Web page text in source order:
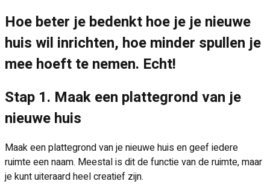
Hoe beter je bedenkt hoe je je nieuwe
huis wil inrichten, hoe minder spullen je
mee hoeft te nemen. Echt!
Stap 1. Maak een plattegrond van je
nieuwe huis
Maak een plattegrond van je nieuwe huis en geef iedere
ruimte een naam. Meestal is dit de functie van de ruimte, maar
je kunt uiteraard heel creatief zijn.